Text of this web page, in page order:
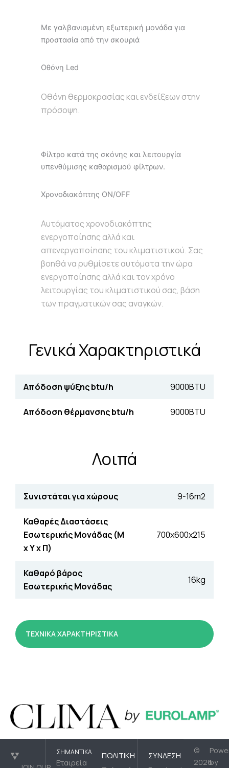
Με γαλβανισμένη εξωτερική μονάδα για
προστασία από την σκουριά
Οθόνη Led
Οθόνη θερμοκρασίας και ενδείξεων στην
πρόσοψη.
Φίλτρο κατά της σκόνης και λειτουργία
υπενθύμισης καθαρισμού φίλτρων.
Χρονοδιακόπτης ON/OFF
Αυτόματος χρονοδιακόπτης
ενεργοποίησης αλλά και
απενεργοποίησης του κλιματιστικού. Σας
βοηθά να ρυθμίσετε αυτόματα την ώρα
ενεργοποίησης αλλά και τον χρόνο
λειτουργίας του κλιματιστικού σας, βάση
των πραγματικών σας αναγκών.
Γενικά Χαρακτηριστικά
Απόδοση ψύξης btu/h 9000BTU
Απόδοση θέρµανσης btu/h 9000BTU
Λοιπά
Συνιστάται για χώρους 9-16m2
Καθαρές Διαστάσεις
Εσωτερικής Μονάδας (Μ
x Υ x Π)
700x600x215
Καθαρό βάρος
Εσωτερικής Μονάδας
16kg
ΤΕΧΝΙΚΑ ΧΑΡΑΚΤΗΡΙΣΤΙΚΑ
ΣΗΜΑΝΤΙΚΆ
Εταιρεία
ΠΟΛΙΤΙΚΉ ΣΎΝΔΕΣΗ
©
2026by